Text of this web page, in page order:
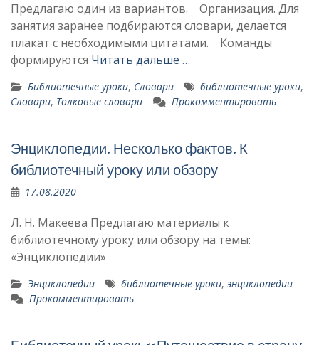
Предлагаю один из вариантов. Организация. Для
занятия заранее подбираются словари, делается
плакат с необходимыми цитата­ми. Команды
формируются Читать дальше …
Библиотечные уроки, Словари библиотечные уроки,
Словари, Толковые словари Прокомментировать
Энциклопедии. Несколько фактов. К
библиотечный уроку или обзору
17.08.2020
Л. Н. Макеева Предлагаю материалы к
библиотечному уроку или обзору на темы:
«Энциклопедии»
Энциклопедии библиотечные уроки, энциклопедии
Прокомментировать